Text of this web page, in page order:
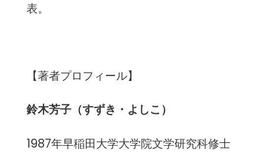
表。
【著者プロフィール】
鈴木芳子（すずき・よしこ）
1987年早稲田大学大学院文学研究科修士